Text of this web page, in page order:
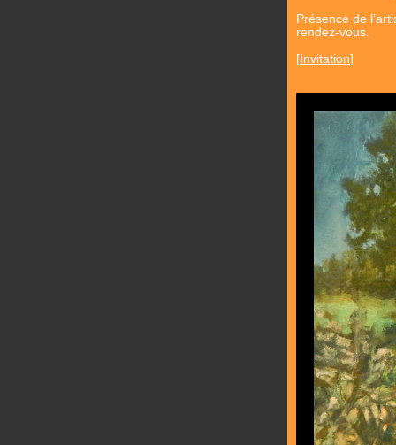
Présence de
rendez-vous.
[ Invitation]